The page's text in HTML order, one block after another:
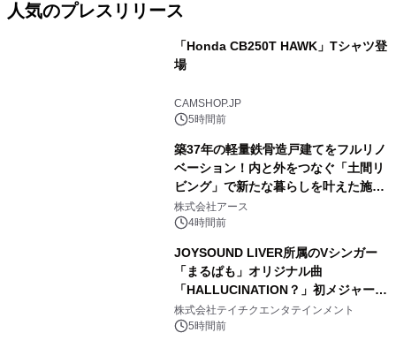
人気のプレスリリース
「Honda CB250T HAWK」Tシャツ登
場
CAMSHOP.JP
5時間前
築37年の軽量鉄骨造戸建てをフルリノ
ベーション！内と外をつなぐ「土間リ
ビング」で新たな暮らしを叶えた施工
事例を株式会社アースが公開
株式会社アース
4時間前
JOYSOUND LIVER所属のVシンガー
「まるぱも」オリジナル曲
「HALLUCINATION？」初メジャー配
信リリース決定！
株式会社テイチクエンタテインメント
5時間前